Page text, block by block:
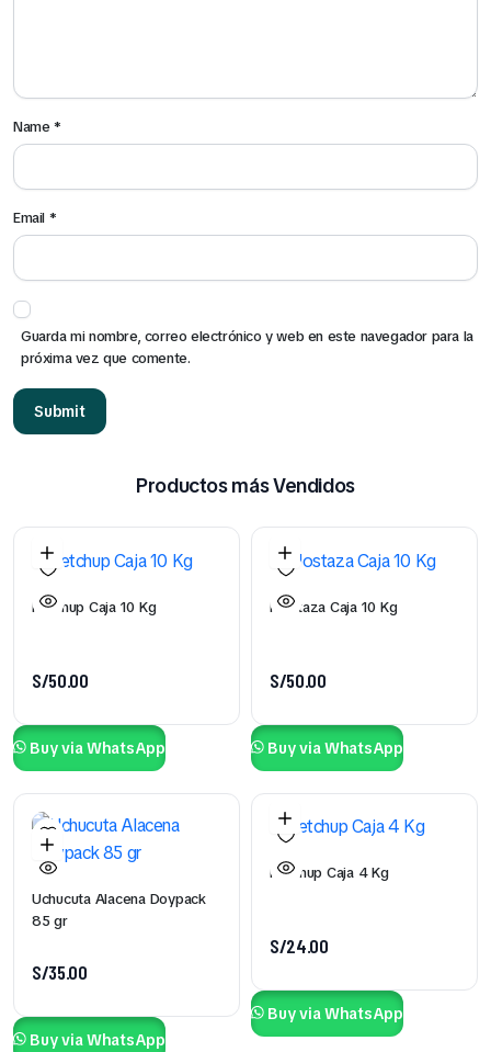
Name*
Email *
Guarda mi nombre, correo electrónico y web en este navegador para la
próxima vez que comente.
Productos más Vendidos
Ketchup Caja 10 Kg
S/50.00
Buy via WhatsApp
Mostaza Caja 10 Kg
S/50.00
Buy via WhatsApp
Uchucuta Alacena Doypack
85 gr
S/35.00
Buy via WhatsApp
Ketchup Caja 4 Kg
S/24.00
Buy via WhatsApp